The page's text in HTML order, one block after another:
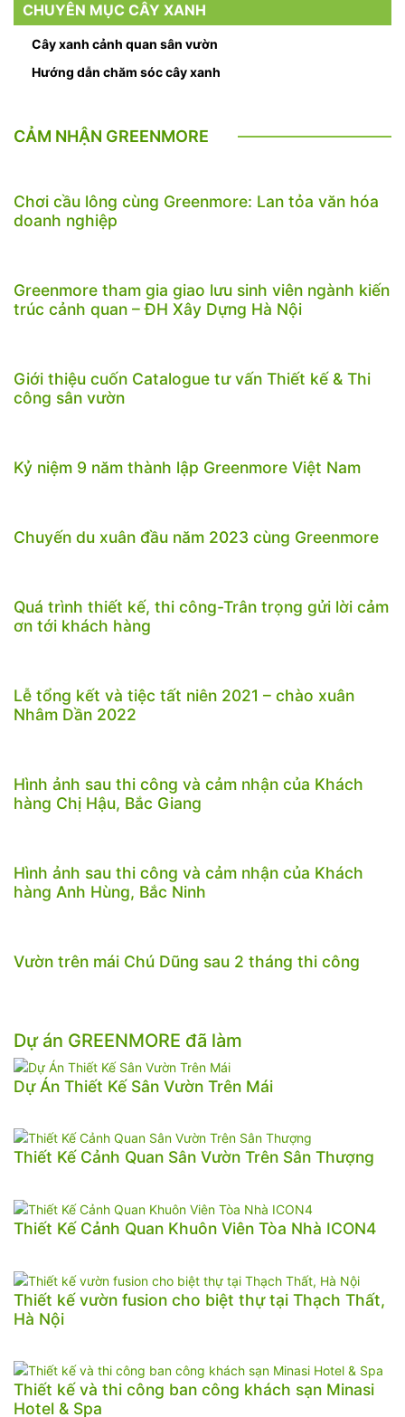
CHUYÊN MỤC CÂY XANH
Cây xanh cảnh quan sân vườn
Hướng dẫn chăm sóc cây xanh
CẢM NHẬN GREENMORE
Chơi cầu lông cùng Greenmore: Lan tỏa văn hóa
doanh nghiệp
Greenmore tham gia giao lưu sinh viên ngành kiến
trúc cảnh quan – ĐH Xây Dựng Hà Nội
Giới thiệu cuốn Catalogue tư vấn Thiết kế & Thi
công sân vườn
Kỷ niệm 9 năm thành lập Greenmore Việt Nam
Chuyến du xuân đầu năm 2023 cùng Greenmore
Quá trình thiết kế, thi công-Trân trọng gửi lời cảm
ơn tới khách hàng
Lễ tổng kết và tiệc tất niên 2021 – chào xuân
Nhâm Dần 2022
Hình ảnh sau thi công và cảm nhận của Khách
hàng Chị Hậu, Bắc Giang
Hình ảnh sau thi công và cảm nhận của Khách
hàng Anh Hùng, Bắc Ninh
Vườn trên mái Chú Dũng sau 2 tháng thi công
Dự án GREENMORE đã làm
Dự Án Thiết Kế Sân Vườn Trên Mái
Thiết Kế Cảnh Quan Sân Vườn Trên Sân Thượng
Thiết Kế Cảnh Quan Khuôn Viên Tòa Nhà ICON4
Thiết kế vườn fusion cho biệt thự tại Thạch Thất,
Hà Nội
Thiết kế và thi công ban công khách sạn Minasi
Hotel & Spa